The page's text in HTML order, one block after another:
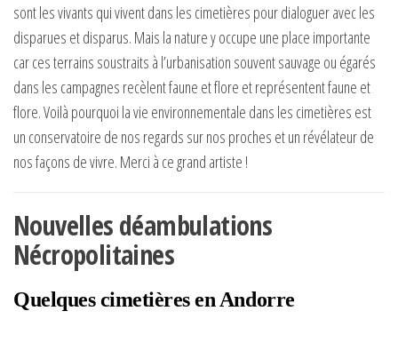
sont les vivants qui vivent dans les cimetières pour dialoguer avec les
disparues et disparus. Mais la nature y occupe une place importante
car ces terrains soustraits à l’urbanisation souvent sauvage ou égarés
dans les campagnes recèlent faune et flore et représentent faune et
flore. Voilà pourquoi la vie environnementale dans les cimetières est
un conservatoire de nos regards sur nos proches et un révélateur de
nos façons de vivre. Merci à ce grand artiste !
Nouvelles déambulations
Nécropolitaines
Quelques cimetières en Andorre